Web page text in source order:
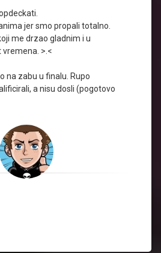
jer smo propali totalno.
me drzao gladnim i u
>.<
na zabu u finalu. Rupo
a nisu dosli (pogotovo